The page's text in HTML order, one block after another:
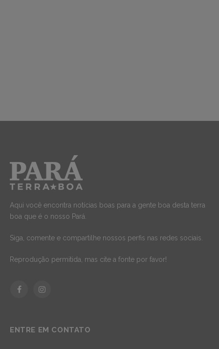
Aqui você encontra notícias boas para a gente boa desta terra
boa que é o nosso Pará.
Siga, comente e compartilhe nossos perfis nas redes sociais.
Reprodução permitida, mas cite a fonte por favor!
FacebookInstagram
ENTRE EM CONTATO